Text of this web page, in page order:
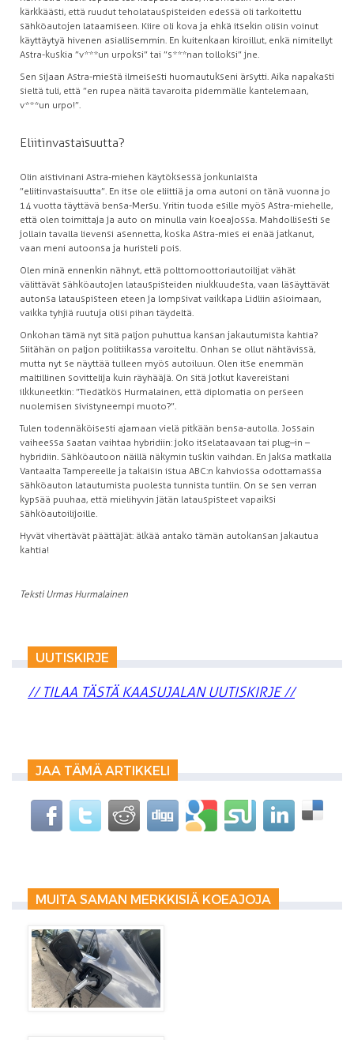
kärkkäästi, että ruudut teholatauspisteiden edessä oli tarkoitettu
sähköautojen lataamiseen. Kiire oli kova ja ehkä itsekin olisin voinut
käyttäytyä hivenen asiallisemmin. En kuitenkaan kiroillut, enkä nimitellyt
Astra-kuskia ”v***un urpoksi” tai ”s***nan tolloksi” jne.
Sen sijaan Astra-miestä ilmeisesti huomautukseni ärsytti. Aika napakasti
sieltä tuli, että ”en rupea näitä tavaroita pidemmälle kantelemaan,
v***un urpo!”.
Eliitinvastaisuutta?
Olin aistivinani Astra-miehen käytöksessä jonkunlaista
”eliitinvastaisuutta”. En itse ole eliittiä ja oma autoni on tänä vuonna jo
14 vuotta täyttävä bensa-Mersu. Yritin tuoda esille myös Astra-miehelle,
että olen toimittaja ja auto on minulla vain koeajossa. Mahdollisesti se
jollain tavalla lievensi asennetta, koska Astra-mies ei enää jatkanut,
vaan meni autoonsa ja huristeli pois.
Olen minä ennenkin nähnyt, että polttomoottoriautoilijat vähät
välittävät sähköautojen latauspisteiden niukkuudesta, vaan läsäyttävät
autonsa latauspisteen eteen ja lompsivat vaikkapa Lidliin asioimaan,
vaikka tyhjiä ruutuja olisi pihan täydeltä.
Onkohan tämä nyt sitä paljon puhuttua kansan jakautumista kahtia?
Siitähän on paljon politiikassa varoiteltu. Onhan se ollut nähtävissä,
mutta nyt se näyttää tulleen myös autoiluun. Olen itse enemmän
maltillinen sovittelija kuin räyhääjä. On sitä jotkut kavereistani
ilkkuneetkin: ”Tiedätkös Hurmalainen, että diplomatia on perseen
nuolemisen sivistyneempi muoto?”.
Tulen todennäköisesti ajamaan vielä pitkään bensa-autolla. Jossain
vaiheessa saatan vaihtaa hybridiin: joko itselataavaan tai plug–in –
hybridiin. Sähköautoon näillä näkymin tuskin vaihdan. En jaksa matkalla
Vantaalta Tampereelle ja takaisin istua ABC:n kahviossa odottamassa
sähköauton latautumista puolesta tunnista tuntiin. On se sen verran
kypsää puuhaa, että mielihyvin jätän latauspisteet vapaiksi
sähköautoilijoille.
Hyvät vihertävät päättäjät: älkää antako tämän autokansan jakautua
kahtia!
Teksti Urmas Hurmalainen
UUTISKIRJE
// TILAA TÄSTÄ KAASUJALAN UUTISKIRJE //
JAA TÄMÄ ARTIKKELI
MUITA SAMAN MERKKISIÄ KOEAJOJA